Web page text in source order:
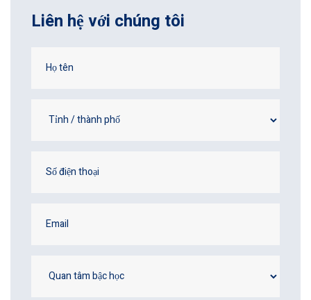
Liên hệ với chúng tôi